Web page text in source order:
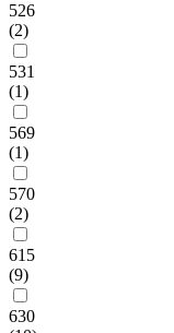
526
(2)
531
(1)
569
(1)
570
(2)
615
(9)
630